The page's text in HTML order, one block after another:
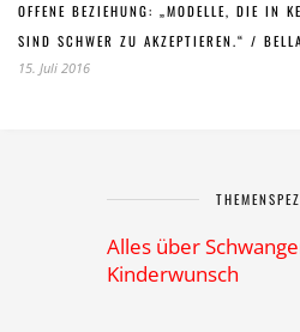
OFFENE BEZIEHUNG: „MODELLE, DIE IN
SIND SCHWER ZU AKZEPTIEREN.“ /
15. Juli 2016
Alles über
Kinderwunsch